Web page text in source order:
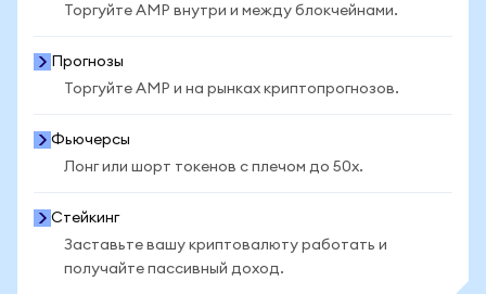
Торгуйте AMP внутри и между блокчейнами.
Прогнозы
Торгуйте AMP и на рынках криптопрогнозов.
Фьючерсы
Лонг или шорт токенов с плечом до 50x.
Стейкинг
Заставьте вашу криптовалюту работать и
получайте пассивный доход.